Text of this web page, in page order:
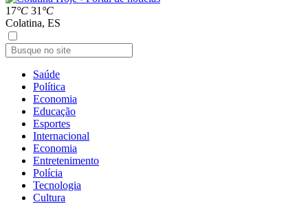
17°C 31 °C
Colatina, ES
Saúde
Política
Economia
Educação
Esportes
Internacional
Economia
Entretenimento
Polícia
Tecnologia
Cultura